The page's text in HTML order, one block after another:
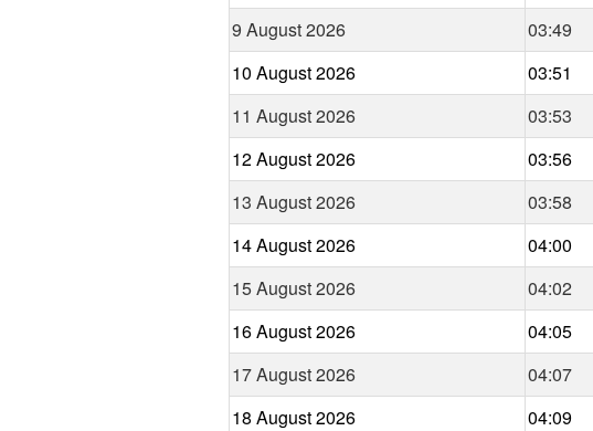
9 August 2026
03:49
10 August 2026
03:51
11 August 2026
03:53
12 August 2026
03:56
13 August 2026
03:58
14 August 2026
04:00
15 August 2026
04:02
16 August 2026
04:05
17 August 2026
04:07
18 August 2026
04:09